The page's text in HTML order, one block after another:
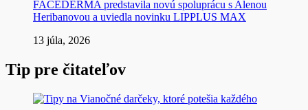
FACEDERMA predstavila novú spoluprácu s Alenou
Heribanovou a uviedla novinku LIPPLUS MAX
13 júla, 2026
Tip pre čitateľov